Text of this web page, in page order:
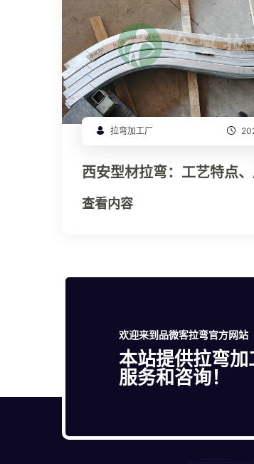
拉弯加工厂
西安型材拉弯：工艺特点、
域与行业发展趋势全面解析
查看内容
欢迎来到品微客拉弯官方网站
本站提供拉弯
服务和咨询！